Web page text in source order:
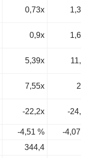
0,73x
0,9x
5,39x
7,55x
-22,2x -
-4,51 %
-4,07
344,4